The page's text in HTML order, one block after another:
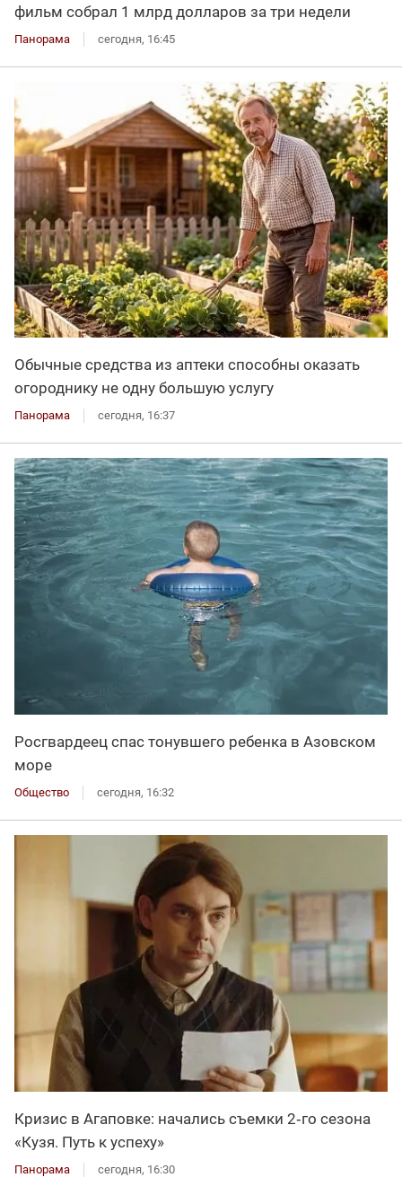
фильм собрал 1 млрд долларов за три недели
Панорама сегодня, 16:45
Обычные средства из аптеки способны оказать
огороднику не одну большую услугу
Панорама сегодня, 16:37
Росгвардеец спас тонувшего ребенка в Азовском
море
Общество сегодня, 16:32
Кризис в Агаповке: начались съемки 2‑го сезона
«Кузя. Путь к успеху»
Панорама сегодня, 16:30